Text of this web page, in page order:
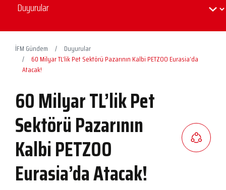
İFM Gündem
Duyurular
60 Milyar TL’lik Pet Sektörü Pazarının Kalbi PETZOO Eurasia’da
Atacak!
60 Milyar TL’lik Pet
Sektörü Pazarının
Kalbi PETZOO
Eurasia’da Atacak!